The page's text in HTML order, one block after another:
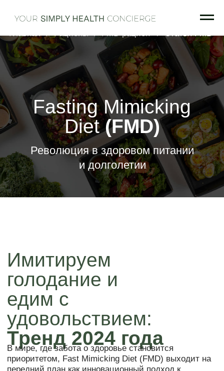
Fasting Mimicking
Diet(FMD)
Революция в здоровом питании
и долголетии
Главная / Рационы / FMD рацион Статья FMD
Имитируем
голодание и
приоритетом, Fast Mimicking Diet (FMD) выходит на
передний план как инновационный подход к
питанию. Разработанная доктором Вальтером Лонго
в Университете Южной Калифорнии, эта диета
позволяет ощутить все преимущества голодания
без связанного с ним дискомфорта. FMD
стремительно набирает популярность среди тех, кто
стремится к быстрому похудению, увеличению
продолжительности жизни и улучшению общего
состояния здоровья.